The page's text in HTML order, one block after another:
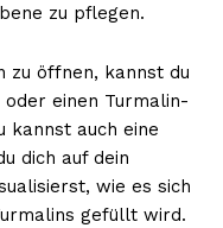
zu pflegen.
zu öffnen, kannst du
einen Turmalin-
kannst auch eine
dich auf dein
wie es sich
gefüllt wird.